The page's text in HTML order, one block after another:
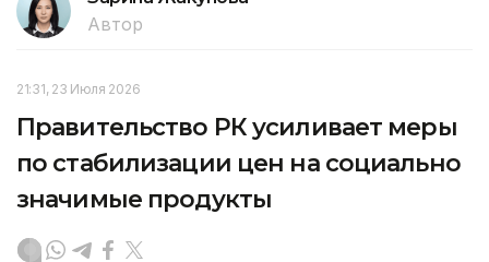
Автор
21:31, 23 Июля 2026
Правительство РК усиливает меры
по стабилизации цен на социально
значимые продукты